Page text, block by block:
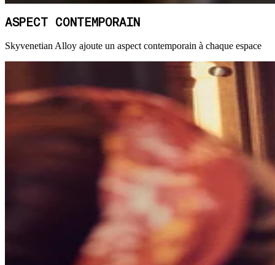
ASPECT CONTEMPORAIN
Skyvenetian Alloy ajoute un aspect contemporain à chaque espace